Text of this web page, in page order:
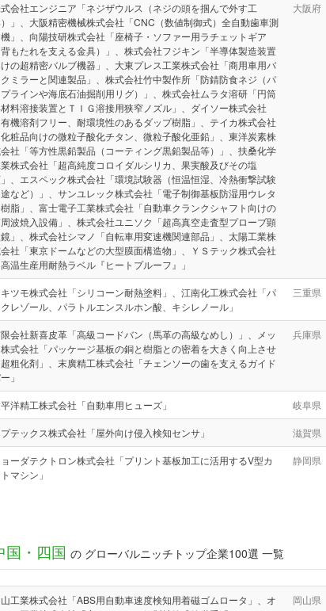
会社エンジニア「ネジザウルス（ネジの頭を掴んで外す工
」、大阪精密機械株式会社「CNC（数値制御式）全自動歯車測
」、向陽技研株式会社「座椅子・ソファー用ラチェットギア
もたれを支える金具）」、株式会社フジキン「半導体製造装置
の超精密バルブ機器」、大東プレス工業株式会社「商用車用バ
ミラーと関連製品」、株式会社竹中製作所「防錆防食ネジ（パ
ラインや海底石油掘削用リグ）」、株式会社ムラタ溶研「円筒
料溶接装置とＴＩＧ溶接用狭窄ノズル」、ダイソー株式会社
機溶剤フリー、耐環境性のあるダップ樹脂」、テイカ株式会社
粧品向けの微粒子酸化チタン、微粒子酸化亜鉛」、東洋炭素株
社「等方性黒鉛製品（コーティング黒鉛製品等）」、扶桑化学
株式会社「超高純度コロイダルシリカ、果実酸及びその塩
、エスペック株式会社「環境試験器（恒温恒湿、冷熱衝撃試験
など）」、サンユレック株式会社「電子制御基板防湿用ウレタ
脂」、富士電子工業株式会社「自動車クランクシャフト向けの
波焼入設備」、株式会社ユニソク「超高真空走査型プローブ顕
」、株式会社シマノ「自転車用変速機関連部品」、太陽工業株
社「東京ドームなどの大型膜面構造物」、ＹＳテック株式会社
温生産用耐熱ラベル『ヒートプルーフ』」
大阪府
ツモ株式会社「シリコーン耐熱塗料」、江南化工株式会社「パ
レゾール、パラトルエンスルホン酸、キシレノール」
三重県
会社新喜皮革「高級コードバン（馬革の高級なめし）」、メッ
式会社「パッケージ基板の銅と樹脂との密着を大きく向上させ
粗化剤」、末廣精工株式会社「チェンソーの歯を支えるガイド
」
兵庫県
洋精工株式会社「自動車用ヒューズ」 岐阜県
テックス株式会社「屋外向け侵入検知センサ」 滋賀県
ーダテクトロン株式会社「プリント基板加工に活用するV型カ
マシン」
静岡県
国・四国 の グローバルニッチトップ企業100選 一覧
工業株式会社「ABS用自動車速度検知用着磁ゴムロータ」、オ
岡山県